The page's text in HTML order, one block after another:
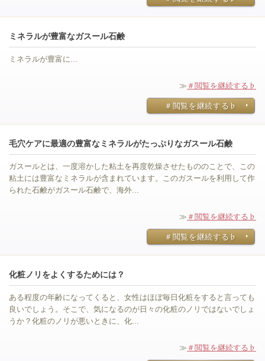
ミネラルが豊富なガスール石鹸
ミネラルが豊富に...
≫ ＃閲覧を継続する♭
＃閲覧を継続する♭
毛穴ケアに最適の豊富なミネラルがたっぷりなガスール石鹸
ガスールとは、一度溶かした粘土を再度乾燥させたもののことで、この
粘土には豊富なミネラルが含まれています。このガスールを利用して作
られた石鹸がガスール石鹸で、海外...
≫ ＃閲覧を継続する♭
＃閲覧を継続する♭
化粧ノリをよくするためには？
ある程度の年齢になってくると、女性はほぼ毎日化粧をすると言っても
良いでしょう。そこで、気になるのが日々の化粧のノリではないでしょ
うか？化粧のノリが悪いときに、化...
≫ ＃閲覧を継続する♭